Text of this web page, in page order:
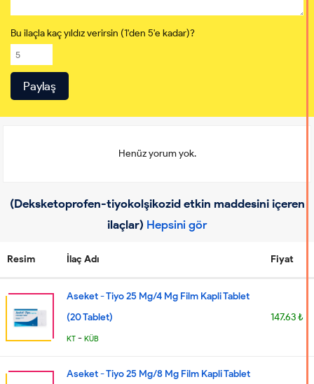
Bu ilaçla kaç yıldız verirsin (1'den 5'e kadar)?
Henüz yorum yok.
(Deksketoprofen-tiyokolşikozid etkin maddesini içeren
ilaçlar) Hepsini gör
Resim İlaç Adı Fiyat
Aseket - Tiyo 25 Mg/4 Mg Film Kapli Tablet
(20 Tablet)
KT - KÜB
147.63 ₺
Aseket - Tiyo 25 Mg/8 Mg Film Kapli Tablet